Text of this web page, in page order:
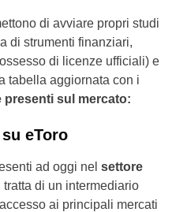
di avviare propri studi
di strumenti finanziari,
di licenze ufficiali) e
tabella aggiornata con i
sul mercato:
eToro
ad oggi nel settore
tratta di un intermediario
ai principali mercati